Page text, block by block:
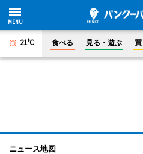
21°C 食べる 見る・遊ぶ 買
ニュース地図